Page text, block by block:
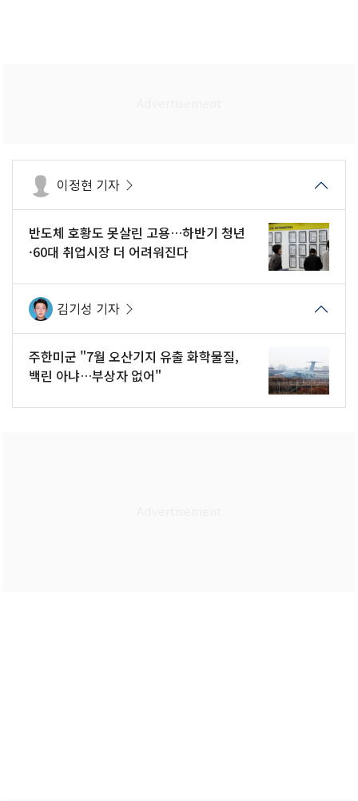
이정현 기자
반도체 호황도 못살린 고용…하반기 청년
·60대 취업시장 더 어려워진다
김기성 기자
주한미군 "7월 오산기지 유출 화학물질,
백린 아냐…부상자 없어"